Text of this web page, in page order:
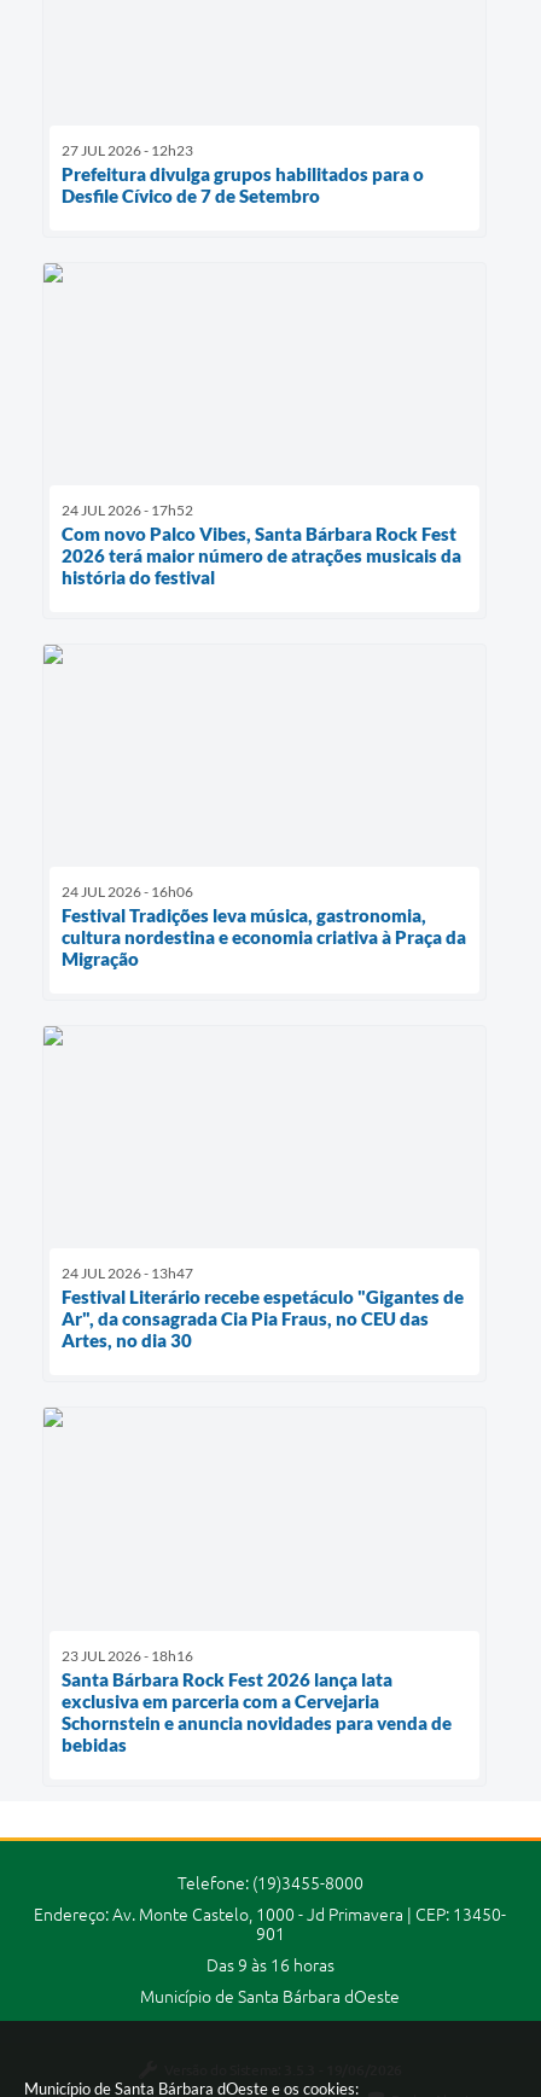
Município de Santa Bárbara dOeste e os cookies:
27 JUL 2026 - 12h23
Prefeitura divulga grupos habilitados para o
Desfile Cívico de 7 de Setembro
24 JUL 2026 - 17h52
Com novo Palco Vibes, Santa Bárbara Rock Fest
2026 terá maior número de atrações musicais da
história do festival
24 JUL 2026 - 16h06
Festival Tradições leva música, gastronomia,
cultura nordestina e economia criativa à Praça da
Migração
24 JUL 2026 - 13h47
Festival Literário recebe espetáculo "Gigantes de
Ar", da consagrada Cia Pia Fraus, no CEU das
Artes, no dia 30
23 JUL 2026 - 18h16
Santa Bárbara Rock Fest 2026 lança lata
exclusiva em parceria com a Cervejaria
Schornstein e anuncia novidades para venda de
bebidas
Telefone: (19)3455-8000
Endereço: Av. Monte Castelo, 1000 - Jd Primavera | CEP: 13450-
901
Das 9 às 16 horas
Município de Santa Bárbara dOeste